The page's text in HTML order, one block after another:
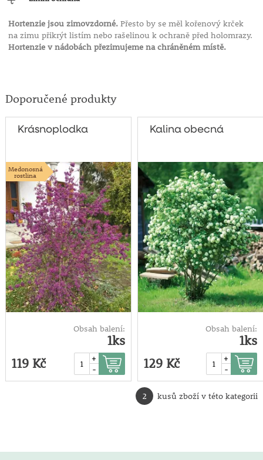
Hortenzie jsou zimovzdorné.Přesto by se měl kořenový krček
na zimu přikrýt listím nebo rašelinou k ochraně před holomrazy.
Hortenzie v nádobách přezimujeme na chráněném místě.
Doporučené produkty
Krásnoplodka
Medonosná
rostlina
Obsah balení:
1ks
119 Kč
+
-
Kalina obecná
Obsah balení:
1ks
129 Kč
+
-
2 kusů zboží v této kategorii